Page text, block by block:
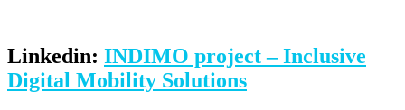
Linkedin: INDIMO project – Inclusive
Digital Mobility Solutions